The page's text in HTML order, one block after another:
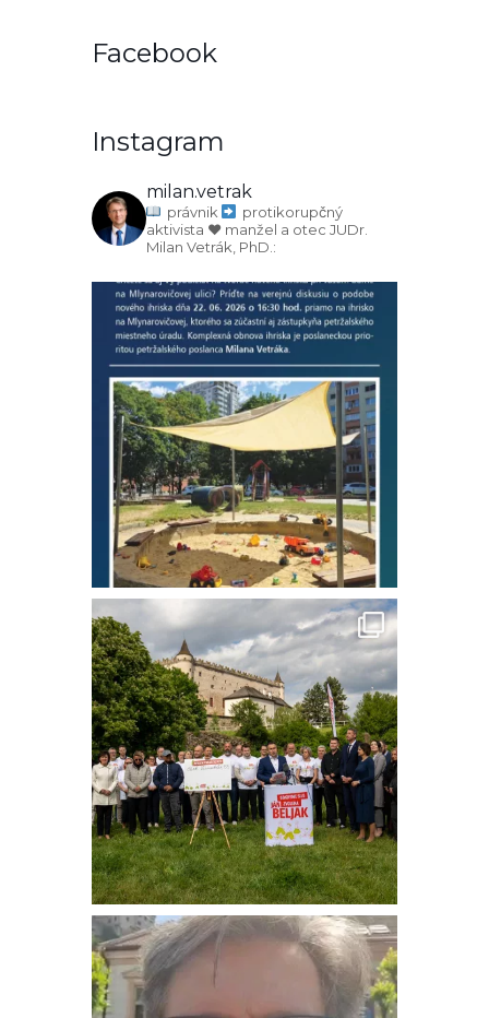
Facebook
Instagram
milan.vetrak
právnik
protikorupčný
aktivista ♥️ manžel a otec JUDr.
Milan Vetrák, PhD.: